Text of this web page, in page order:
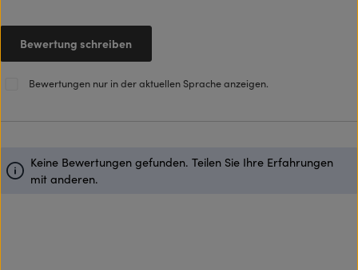
Bewertung schreiben
Bewertungen nur in der aktuellen Sprache anzeigen.
Keine Bewertungen gefunden. Teilen Sie Ihre Erfahrungen
mit anderen.